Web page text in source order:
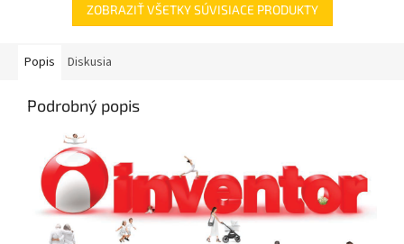
ZOBRAZIŤ VŠETKY SÚVISIACE PRODUKTY
Popis Diskusia
Podrobný popis